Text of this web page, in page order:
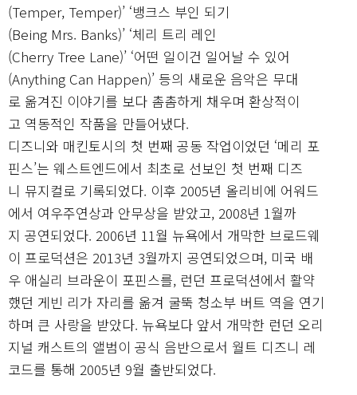
(Temper, Temper)’ ‘뱅크스 부인 되기
(Being Mrs. Banks)’ ‘체리 트리 레인
(Cherry Tree Lane)’ ‘어떤 일이건 일어날 수 있어
(Anything Can Happen)’ 등의 새로운 음악은 무대
로 옮겨진 이야기를 보다 촘촘하게 채우며 환상적이
고 역동적인 작품을 만들어냈다.
디즈니와 매킨토시의 첫 번째 공동 작업이었던 ‘메리 포
핀스’는 웨스트엔드에서 최초로 선보인 첫 번째 디즈
니 뮤지컬로 기록되었다. 이후 2005년 올리비에 어워드
에서 여우주연상과 안무상을 받았고, 2008년 1월까
지 공연되었다. 2006년 11월 뉴욕에서 개막한 브로드웨
이 프로덕션은 2013년 3월까지 공연되었으며, 미국 배
우 애실리 브라운이 포핀스를, 런던 프로덕션에서 활약
했던 게빈 리가 자리를 옮겨 굴뚝 청소부 버트 역을 연기
하며 큰 사랑을 받았다. 뉴욕보다 앞서 개막한 런던 오리
지널 캐스트의 앨범이 공식 음반으로서 월트 디즈니 레
코드를 통해 2005년 9월 출반되었다.